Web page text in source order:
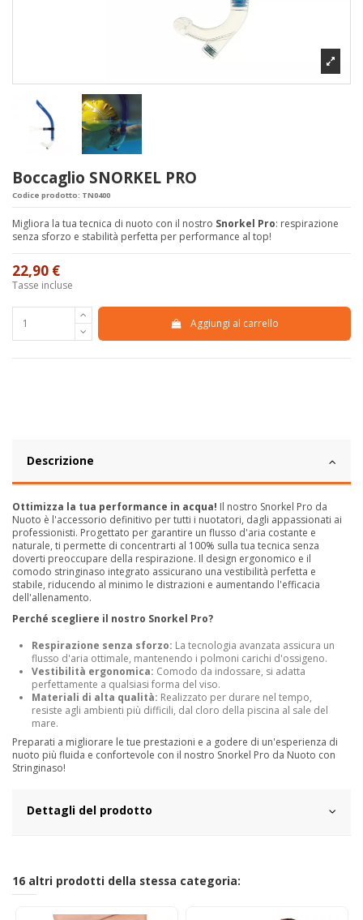
Boccaglio SNORKEL PRO
Codice prodotto: TN0400
Migliora la tua tecnica di nuoto con il nostro Snorkel Pro: respirazione
senza sforzo e stabilità perfetta per performance al top!
22,90 €
Tasse incluse
Aggiungi al carrello
Descrizione
Ottimizza la tua performance in acqua! Il nostro Snorkel Pro da
Nuoto è l'accessorio definitivo per tutti i nuotatori, dagli appassionati ai
professionisti. Progettato per garantire un flusso d'aria costante e
naturale, ti permette di concentrarti al 100% sulla tua tecnica senza
doverti preoccupare della respirazione. Il design ergonomico e il
comodo stringinaso integrato assicurano una vestibilità perfetta e
stabile, riducendo al minimo le distrazioni e aumentando l'efficacia
dell'allenamento.
Perché scegliere il nostro Snorkel Pro?
Respirazione senza sforzo: La tecnologia avanzata assicura un
flusso d'aria ottimale, mantenendo i polmoni carichi d'ossigeno.
Vestibilità ergonomica: Comodo da indossare, si adatta
perfettamente a qualsiasi forma del viso.
Materiali di alta qualità: Realizzato per durare nel tempo,
resiste agli ambienti più difficili, dal cloro della piscina al sale del
mare.
Preparati a migliorare le tue prestazioni e a godere di un'esperienza di
nuoto più fluida e confortevole con il nostro Snorkel Pro da Nuoto con
Stringinaso!
Dettagli del prodotto
16 altri prodotti della stessa categoria: